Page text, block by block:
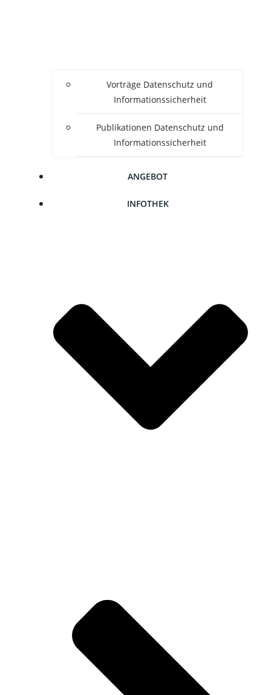
Vor­trä­ge Daten­schutz und
Informationssicherheit
Publi­ka­tio­nen Daten­schutz und
Informationssicherheit
ANGE­BOT
INFO­THEK